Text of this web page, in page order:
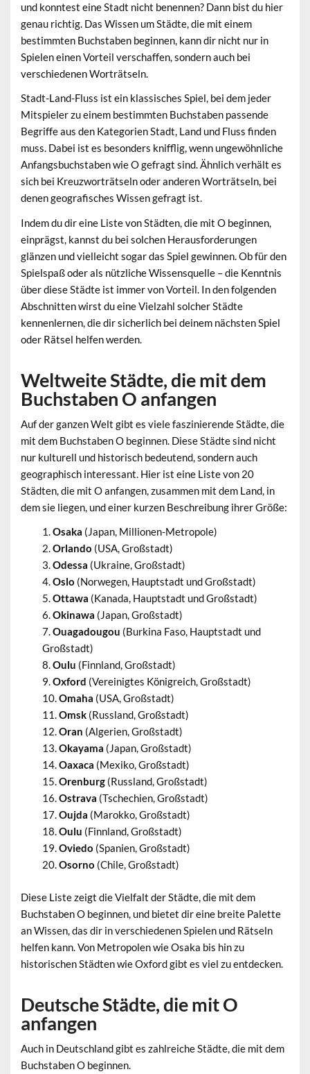
und konntest eine Stadt nicht benennen? Dann bist du hier
genau richtig. Das Wissen um Städte, die mit einem
bestimmten Buchstaben beginnen, kann dir nicht nur in
Spielen einen Vorteil verschaffen, sondern auch bei
verschiedenen Worträtseln.
Stadt-Land-Fluss ist ein klassisches Spiel, bei dem jeder
Mitspieler zu einem bestimmten Buchstaben passende
Begriffe aus den Kategorien Stadt, Land und Fluss finden
muss. Dabei ist es besonders knifflig, wenn ungewöhnliche
Anfangsbuchstaben wie O gefragt sind. Ähnlich verhält es
sich bei Kreuzworträtseln oder anderen Worträtseln, bei
denen geografisches Wissen gefragt ist.
Indem du dir eine Liste von Städten, die mit O beginnen,
einprägst, kannst du bei solchen Herausforderungen
glänzen und vielleicht sogar das Spiel gewinnen. Ob für den
Spielspaß oder als nützliche Wissensquelle – die Kenntnis
über diese Städte ist immer von Vorteil. In den folgenden
Abschnitten wirst du eine Vielzahl solcher Städte
kennenlernen, die dir sicherlich bei deinem nächsten Spiel
oder Rätsel helfen werden.
Weltweite Städte, die mit dem
Buchstaben O anfangen
Auf der ganzen Welt gibt es viele faszinierende Städte, die
mit dem Buchstaben O beginnen. Diese Städte sind nicht
nur kulturell und historisch bedeutend, sondern auch
geographisch interessant. Hier ist eine Liste von 20
Städten, die mit O anfangen, zusammen mit dem Land, in
dem sie liegen, und einer kurzen Beschreibung ihrer Größe:
Osaka (Japan, Millionen-Metropole)
Orlando (USA, Großstadt)
Odessa (Ukraine, Großstadt)
Oslo (Norwegen, Hauptstadt und Großstadt)
Ottawa (Kanada, Hauptstadt und Großstadt)
Okinawa (Japan, Großstadt)
Ouagadougou (Burkina Faso, Hauptstadt und
Großstadt)
Oulu (Finnland, Großstadt)
Oxford (Vereinigtes Königreich, Großstadt)
Omaha (USA, Großstadt)
Omsk(Russland, Großstadt)
Oran (Algerien, Großstadt)
Okayama (Japan, Großstadt)
Oaxaca (Mexiko, Großstadt)
Orenburg(Russland, Großstadt)
Ostrava (Tschechien, Großstadt)
Oujda (Marokko, Großstadt)
Oulu (Finnland, Großstadt)
Oviedo (Spanien, Großstadt)
Osorno (Chile, Großstadt)
Diese Liste zeigt die Vielfalt der Städte, die mit dem
Buchstaben O beginnen, und bietet dir eine breite Palette
an Wissen, das dir in verschiedenen Spielen und Rätseln
helfen kann. Von Metropolen wie Osaka bis hin zu
historischen Städten wie Oxford gibt es viel zu entdecken.
Deutsche Städte, die mit O
anfangen
Auch in Deutschland gibt es zahlreiche Städte, die mit dem
Buchstaben O beginnen.